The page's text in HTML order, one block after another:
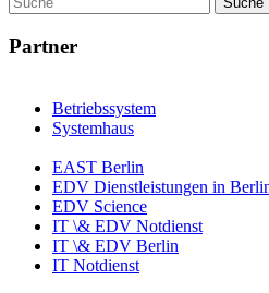
Partner
Betriebssystem
Systemhaus
EAST Berlin
EDV Dienstleistungen in
EDV Science
IT \& EDV Notdienst
IT \& EDV Berlin
IT Notdienst